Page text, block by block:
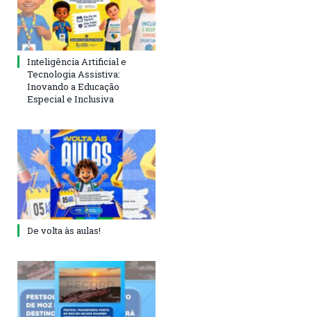
Inteligência Artificial e
Tecnologia Assistiva:
Inovando a Educação
Especial e Inclusiva
De volta às aulas!